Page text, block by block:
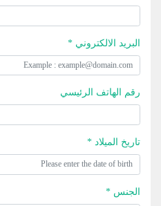
البريد الالكتروني *
رقم الهاتف الرئيسي
تاريخ الميلاد *
الجنس *